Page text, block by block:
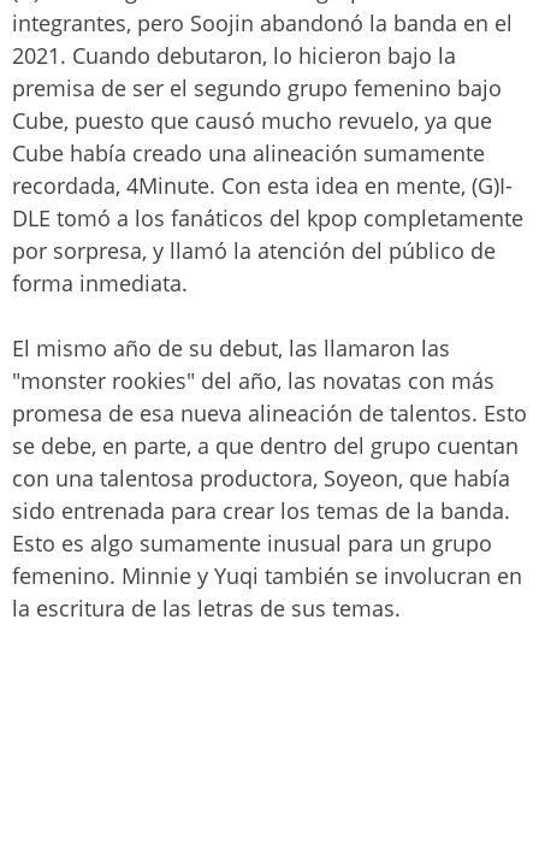
integrantes, pero Soojin abandonó la banda en el
2021. Cuando debutaron, lo hicieron bajo la
premisa de ser el segundo grupo femenino bajo
Cube, puesto que causó mucho revuelo, ya que
Cube había creado una alineación sumamente
recordada, 4Minute. Con esta idea en mente, (G)I-
DLE tomó a los fanáticos del kpop completamente
por sorpresa, y llamó la atención del público de
forma inmediata.
El mismo año de su debut, las llamaron las
"monster rookies" del año, las novatas con más
promesa de esa nueva alineación de talentos. Esto
se debe, en parte, a que dentro del grupo cuentan
con una talentosa productora, Soyeon, que había
sido entrenada para crear los temas de la banda.
Esto es algo sumamente inusual para un grupo
femenino. Minnie y Yuqi también se involucran en
la escritura de las letras de sus temas.